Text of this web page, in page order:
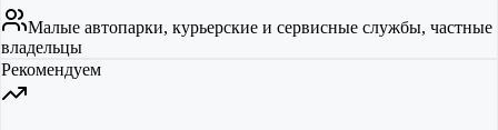
Малые автопарки, курьерские и сервисные службы, частные
владельцы
Рекомендуем